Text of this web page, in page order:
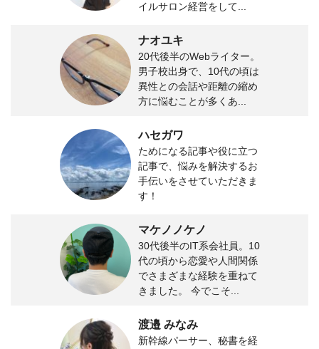
イルサロン経営をして...
ナオユキ
20代後半のWebライター。
男子校出身で、10代の頃は
異性との会話や距離の縮め
方に悩むことが多くあ...
ハセガワ
ためになる記事や役に立つ
記事で、悩みを解決するお
手伝いをさせていただきま
す！
マケノノケノ
30代後半のIT系会社員。10
代の頃から恋愛や人間関係
でさまざまな経験を重ねて
きました。 今でこそ...
渡邉 みなみ
新幹線パーサー、秘書を経